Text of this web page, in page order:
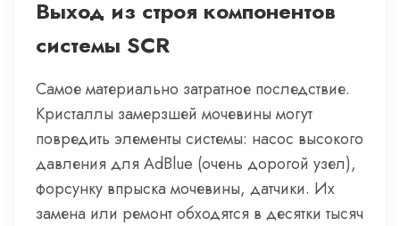
Выход из строя компонентов
системы SCR
Самое материально затратное последствие.
Кристаллы замерзшей мочевины могут
повредить элементы системы: насос высокого
давления для AdBlue (очень дорогой узел),
форсунку впрыска мочевины, датчики. Их
замена или ремонт обходятся в десятки тысяч